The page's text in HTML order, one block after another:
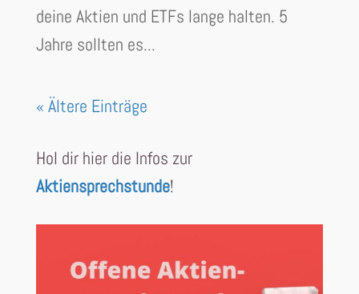
deine Aktien und ETFs lange halten. 5
Jahre sollten es...
« Ältere Einträge
Hol dir hier die Infos zur
Aktiensprechstunde!